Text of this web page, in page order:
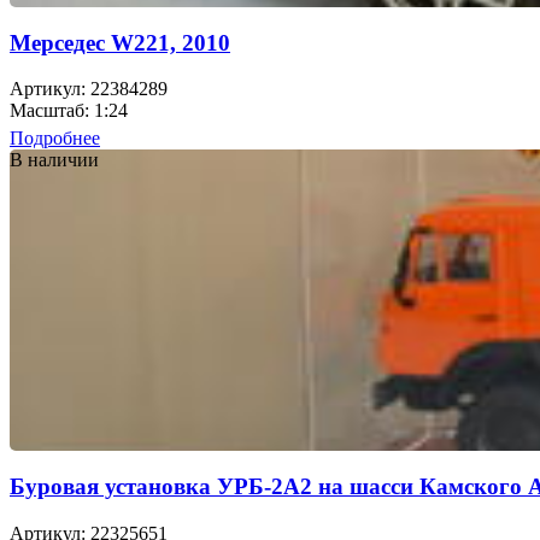
Мерседес W221, 2010
Артикул: 22384289
Масштаб: 1:24
Подробнее
В наличии
Буровая установка УРБ-2А2 на шасси Камского
Артикул: 22325651